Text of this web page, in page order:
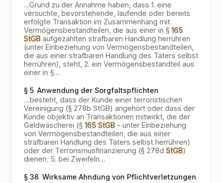
…Grund zu der Annahme haben, dass 1. eine
versuchte, bevorstehende, laufende oder bereits
erfolgte Transaktion im Zusammenhang mit
Vermögensbestandteilen, die aus einer in § 165
StGB aufgezählten strafbaren Handlung herrühren
(unter Einbeziehung von Vermögensbestandteilen,
die aus einer strafbaren Handlung des Täters selbst
herrühren), steht, 2. ein Vermögensbestandteil aus
einer in §…
§ 5 Anwendung der Sorgfaltspflichten
…besteht, dass der Kunde einer terroristischen
Vereinigung (§ 278b StGB) angehört oder dass der
Kunde objektiv an Transaktionen mitwirkt, die der
Geldwäscherei (§ 165 StGB – unter Einbeziehung
von Vermögensbestandteilen, die aus einer
strafbaren Handlung des Täters selbst herrühren)
oder der Terrorismusfinanzierung (§ 278d StGB)
dienen; 5. bei Zweifeln…
§ 38 Wirksame Ahndung von Pflichtverletzungen